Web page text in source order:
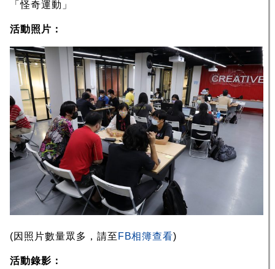
「怪奇運動」
活動照片：
(因照片數量眾多，請至 FB相簿查看)
活動錄影：